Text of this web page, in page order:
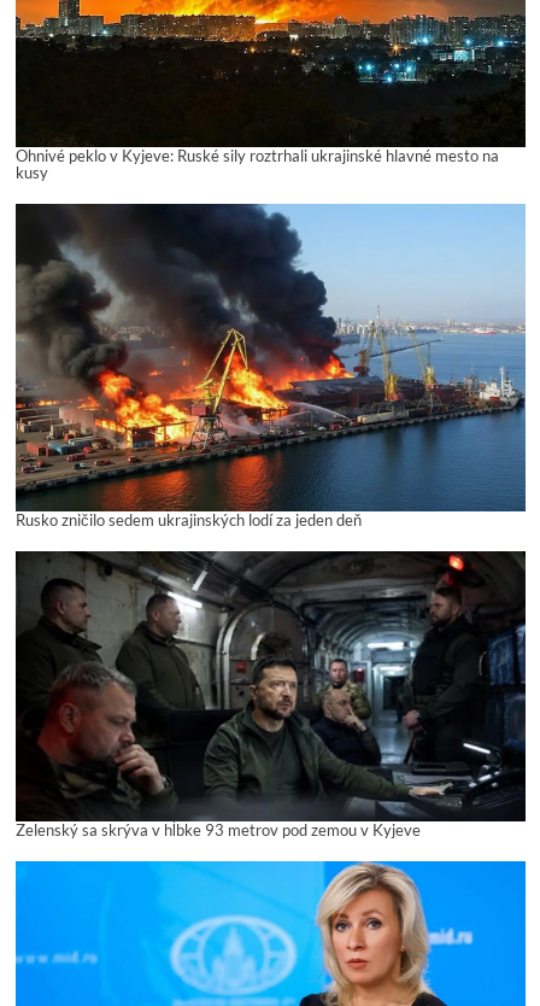
Ohnivé peklo v Kyjeve: Ruské sily roztrhali ukrajinské hlavné mesto na
kusy
Rusko zničilo sedem ukrajinských lodí za jeden deň
Zelenský sa skrýva v hĺbke 93 metrov pod zemou v Kyjeve